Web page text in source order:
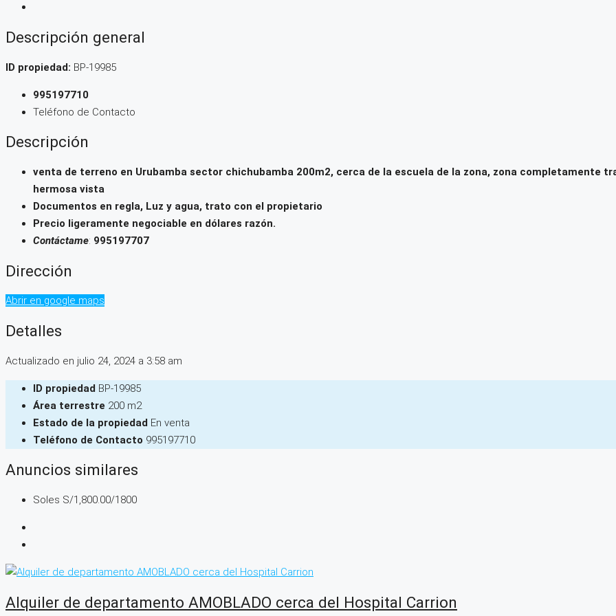
Descripción general
ID propiedad: BP-19985
995197710
Teléfono de Contacto
Descripción
venta de terreno en Urubamba sector chichubamba 200m2, cerca de la escuela de la zona, zona completamente
hermosa vista
Documentos en regla, Luz y agua, trato con el propietario
Precio ligeramente negociable en dólares razón.
Contáctame: 995197707
Dirección
Abrir en google maps
Detalles
Actualizado en julio 24, 2024 a 3:58 am
ID propiedad BP-19985
Área terrestre 200 m2
Estado de la propiedad En venta
Teléfono de Contacto 995197710
Anuncios similares
Soles S/1,800.00/1800
Alquiler de departamento AMOBLADO cerca del Hospital Carrion